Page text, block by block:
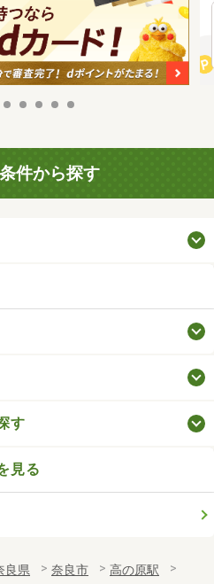
件から探す
す
見る
良県 奈良市
高の原駅